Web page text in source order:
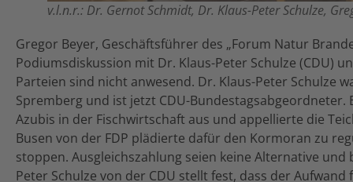
v.l.n.r.: Dr. Gernot Schmidt, Dr. Klaus-Peter Schulze,
Gregor Beyer, Geschäftsführer des „Forum Natur
Podiumsdiskussion mit Dr. Klaus-Peter Schulze (CDU)
Parteien sind nicht anwesend. Dr. Klaus-Peter Schulze
Spremberg und ist jetzt CDU-
Azubis in der Fischwirtschaft aus und appellierte die
Busen von der FDP plädierte dafür den Kormoran zu
stoppen. Ausgleichszahlung seien keine Alternative und
Peter Schulze von der CDU stellt fest, dass der